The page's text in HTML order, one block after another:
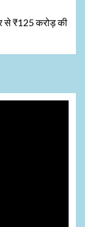
से ₹125 करोड़ की